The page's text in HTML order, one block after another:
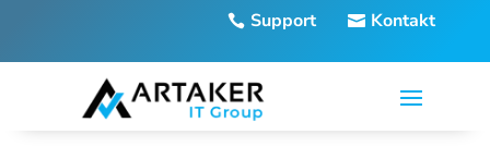
Support Kontakt